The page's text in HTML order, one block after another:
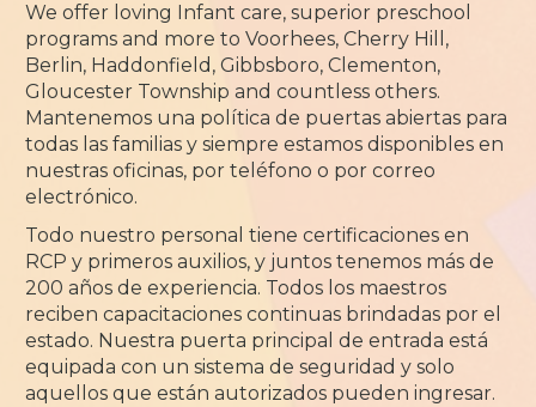
We offer loving Infant care, superior preschool
programs and more to Voorhees, Cherry Hill,
Berlin, Haddonfield, Gibbsboro, Clementon,
Gloucester Township and countless others.
Mantenemos una política de puertas abiertas para
todas las familias y siempre estamos disponibles en
nuestras oficinas, por teléfono o por correo
electrónico.
Todo nuestro personal tiene certificaciones en
RCP y primeros auxilios, y juntos tenemos más de
200 años de experiencia. Todos los maestros
reciben capacitaciones continuas brindadas por el
estado. Nuestra puerta principal de entrada está
equipada con un sistema de seguridad y solo
aquellos que están autorizados pueden ingresar.